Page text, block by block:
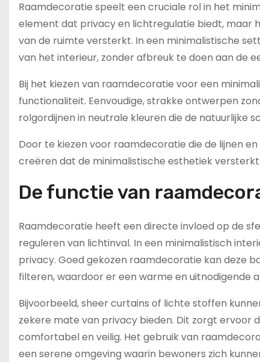
Raamdecoratie speelt een cruciale rol in het
element dat privacy en lichtregulatie biedt, maar
van de ruimte versterkt. In een minimalistische
van het interieur, zonder afbreuk te doen aan de
Bij het kiezen van raamdecoratie voor een
functionaliteit. Eenvoudige, strakke ontwerpen
rolgordijnen in neutrale kleuren die de natuurlijke
Door te kiezen voor raamdecoratie die de lijnen
creëren dat de minimalistische esthetiek versterkt.
De functie van
Raamdecoratie heeft een directe invloed op de
reguleren van lichtinval. In een minimalistisch
privacy. Goed gekozen raamdecoratie kan deze
filteren, waardoor er een warme en uitnodigende
Bijvoorbeeld, sheer curtains of lichte stoffen
zekere mate van privacy bieden. Dit zorgt ervoor
comfortabel en veilig. Het gebruik van
een serene omgeving waarin bewoners zich